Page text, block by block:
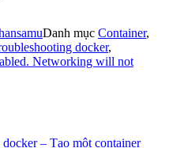
Danh mục Container,
docker,
Networking will not
docker – Tạo một container